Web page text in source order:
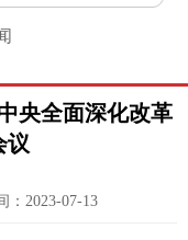
央全面深化改革
议
：2023-07-13